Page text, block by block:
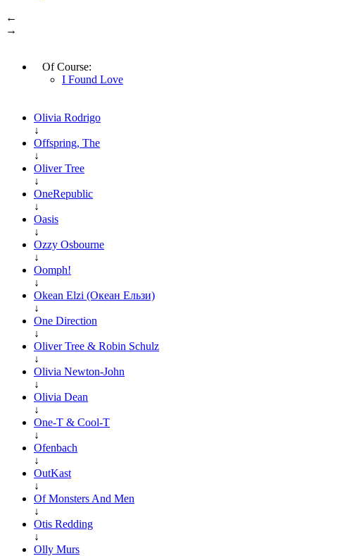
←
→
Of Course:
I Found Love
Olivia Rodrigo
↓
Offspring, The
↓
Oliver Tree
↓
OneRepublic
↓
Oasis
↓
Ozzy Osbourne
↓
Oomph!
↓
Okean Elzi (Океан Ельзи)
↓
One Direction
↓
Oliver Tree & Robin Schulz
↓
Olivia Newton-John
↓
Olivia Dean
↓
One-T & Cool-T
↓
Ofenbach
↓
OutKast
↓
Of Monsters And Men
↓
Otis Redding
↓
Olly Murs